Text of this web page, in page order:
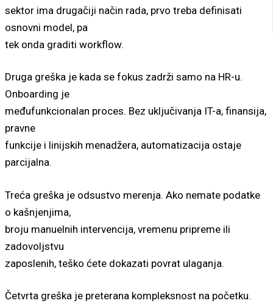
sektor ima drugačiji način rada, prvo treba definisati
osnovni model, pa
tek onda graditi workflow.
Druga greška je kada se fokus zadrži samo na HR-u.
Onboarding je
međufunkcionalan proces. Bez uključivanja IT-a, finansija,
pravne
funkcije i linijskih menadžera, automatizacija ostaje
parcijalna.
Treća greška je odsustvo merenja. Ako nemate podatke
o kašnjenjima,
broju manuelnih intervencija, vremenu pripreme ili
zadovoljstvu
zaposlenih, teško ćete dokazati povrat ulaganja.
Četvrta greška je preterana kompleksnost na početku.